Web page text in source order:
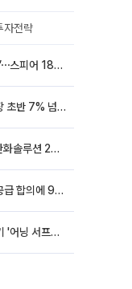
자전략
스페이스X 주가 반등에 관련주 ‘껑충’⋯스피어 18%ㆍ에이치브이엠 12%↑
반도체 온기 탄 2차전지...삼성SDI, 장 초반 7% 넘게 껑충
美 태양광 관세 반사이익 기대감에 한화솔루션 20%대·OCI홀딩스 14%대 급등
포스코퓨처엠, 19만톤 LFP 양극재 공급 합의에 9%대 강세
고려아연, 106분기 연속 흑자...2분기 '어닝 서프라이즈'에 장 초반 12%대 강세